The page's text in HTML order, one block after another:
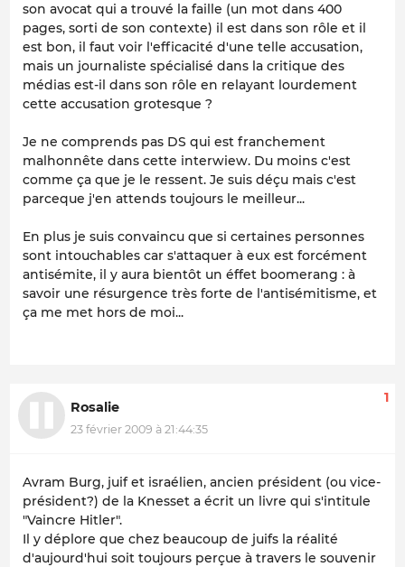
son avocat qui a trouvé la faille (un mot dans 400
pages, sorti de son contexte) il est dans son rôle et il
est bon, il faut voir l'efficacité d'une telle accusation,
mais un journaliste spécialisé dans la critique des
médias est-il dans son rôle en relayant lourdement
cette accusation grotesque ?
Je ne comprends pas DS qui est franchement
malhonnête dans cette interwiew. Du moins c'est
comme ça que je le ressent. Je suis déçu mais c'est
parceque j'en attends toujours le meilleur...
En plus je suis convaincu que si certaines personnes
sont intouchables car s'attaquer à eux est forcément
antisémite, il y aura bientôt un éffet boomerang : à
savoir une résurgence très forte de l'antisémitisme, et
ça me met hors de moi...
Rosalie
23 février 2009 à 21:44:35
1
Avram Burg, juif et israélien, ancien président (ou vice-
président?) de la Knesset a écrit un livre qui s'intitule
"Vaincre Hitler".
Il y déplore que chez beaucoup de juifs la réalité
d'aujourd'hui soit toujours perçue à travers le souvenir